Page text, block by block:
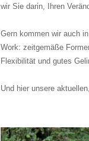
wir Sie darin, Ihren
Gern kommen wir auch
Work: zeitgemäße
Flexibilität und gutes
Und hier unsere